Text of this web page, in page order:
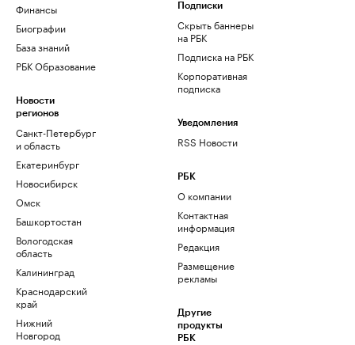
Финансы
Биографии
База знаний
РБК Образование
Новости
регионов
Санкт-Петербург
и область
Екатеринбург
Новосибирск
Омск
Башкортостан
Вологодская
область
Калининград
Краснодарский
край
Нижний
Новгород
Подписки
Скрыть баннеры
на РБК
Подписка на РБК
Корпоративная
подписка
Уведомления
RSS Новости
РБК
О компании
Контактная
информация
Редакция
Размещение
рекламы
Другие
продукты
РБК